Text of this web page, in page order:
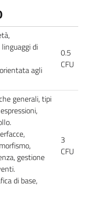
di
agli
0.5
CFU
generali, tipi
gestione
di base,
3
CFU